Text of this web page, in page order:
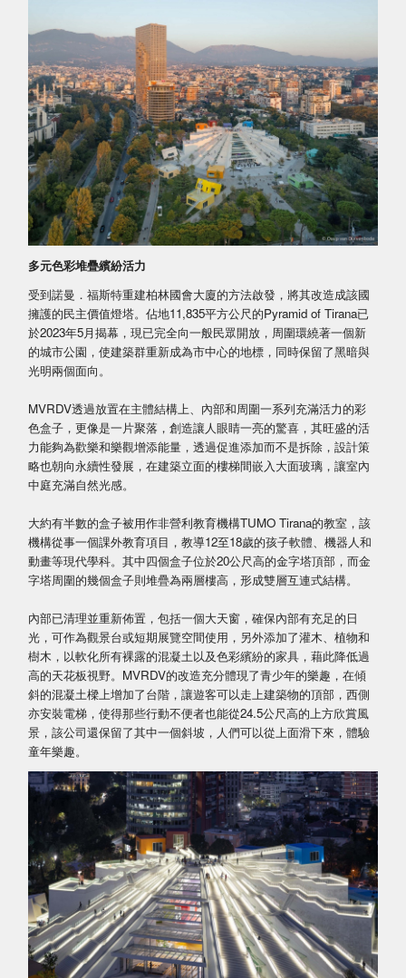
多元色彩堆疊繽紛活力
受到諾曼．福斯特重建柏林國會大廈的方法啟發，將其改造成該國
擁護的民主價值燈塔。佔地11,835平方公尺的Pyramid of Tirana已
於2023年5月揭幕，現已完全向一般民眾開放，周圍環繞著一個新
的城市公園，使建築群重新成為市中心的地標，同時保留了黑暗與
光明兩個面向。
MVRDV透過放置在主體結構上、內部和周圍一系列充滿活力的彩
色盒子，更像是一片聚落，創造讓人眼睛一亮的驚喜，其旺盛的活
力能夠為歡樂和樂觀增添能量，透過促進添加而不是拆除，設計策
略也朝向永續性發展，在建築立面的樓梯間嵌入大面玻璃，讓室內
中庭充滿自然光感。
大約有半數的盒子被用作非營利教育機構TUMO Tirana的教室，該
機構從事一個課外教育項目，教導12至18歲的孩子軟體、機器人和
動畫等現代學科。其中四個盒子位於20公尺高的金字塔頂部，而金
字塔周圍的幾個盒子則堆疊為兩層樓高，形成雙層互連式結構。
內部已清理並重新佈置，包括一個大天窗，確保內部有充足的日
光，可作為觀景台或短期展覽空間使用，另外添加了灌木、植物和
樹木，以軟化所有裸露的混凝土以及色彩繽紛的家具，藉此降低過
高的天花板視野。MVRDV的改造充分體現了青少年的樂趣，在傾
斜的混凝土樑上增加了台階，讓遊客可以走上建築物的頂部，西側
亦安裝電梯，使得那些行動不便者也能從24.5公尺高的上方欣賞風
景，該公司還保留了其中一個斜坡，人們可以從上面滑下來，體驗
童年樂趣。